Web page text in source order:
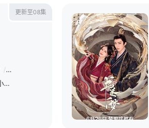
更新至08集
/ 杨帆 / 刘家铭 / 张佳磊
三百年前仙姬锦礼冰封魔尊界川，三百年后小仙兽金里意外解除封印，因能吸界川魔力被掳回魔界。二人相爱相杀渐生情愫，却因金里是锦礼魂魄所化的真相生隙，展开爱恨纠葛。